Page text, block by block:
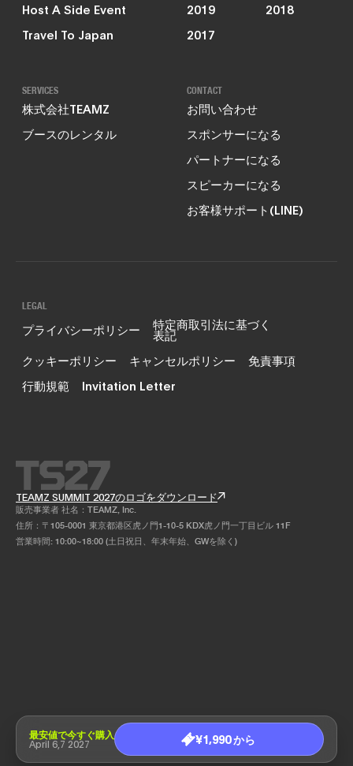
最安値で今すぐ購入
April 6,7 2027
¥1,990 から
Host A Side Event
Travel To Japan
2019
2018
2017
SERVICES
株式会社TEAMZ
ブースのレンタル
CONTACT
お問い合わせ
スポンサーになる
パートナーになる
スピーカーになる
お客様サポート(LINE)
LEGAL
プライバシーポリシー 特定商取引法に基づく
表記
クッキーポリシー
キャンセルポリシー
免責事項
行動規範
Invitation Letter
TEAMZ SUMMIT 2027のロゴをダウンロード
販売事業者 社名：TEAMZ, Inc.
住所：〒105-0001 東京都港区虎ノ門1-10-5 KDX虎ノ門一丁目ビル 11F
営業時間: 10:00~18:00 (土日祝日、年末年始、GWを除く)